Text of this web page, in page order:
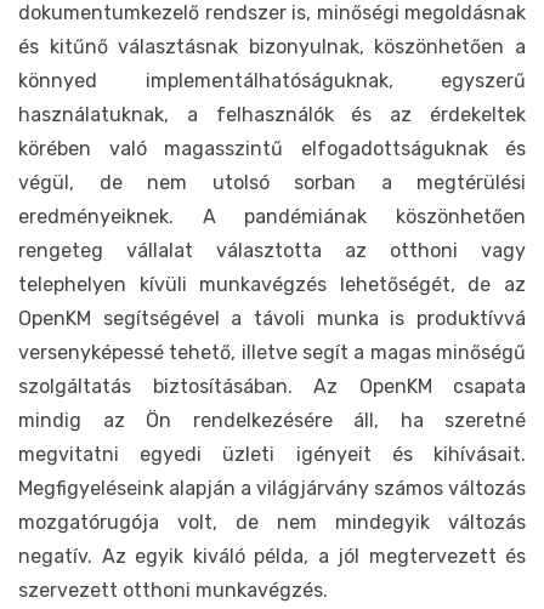
dokumentumkezelő rendszer is, minőségi megoldásnak
és kitűnő választásnak bizonyulnak, köszönhetően a
könnyed implementálhatóságuknak, egyszerű
használatuknak, a felhasználók és az érdekeltek
körében való magasszintű elfogadottságuknak és
végül, de nem utolsó sorban a megtérülési
eredményeiknek. A pandémiának köszönhetően
rengeteg vállalat választotta az otthoni vagy
telephelyen kívüli munkavégzés lehetőségét, de az
OpenKM segítségével a távoli munka is produktívvá
versenyképessé tehető, illetve segít a magas minőségű
szolgáltatás biztosításában. Az OpenKM csapata
mindig az Ön rendelkezésére áll, ha szeretné
megvitatni egyedi üzleti igényeit és kihívásait.
Megfigyeléseink alapján a világjárvány számos változás
mozgatórugója volt, de nem mindegyik változás
negatív. Az egyik kiváló példa, a jól megtervezett és
szervezett otthoni munkavégzés.